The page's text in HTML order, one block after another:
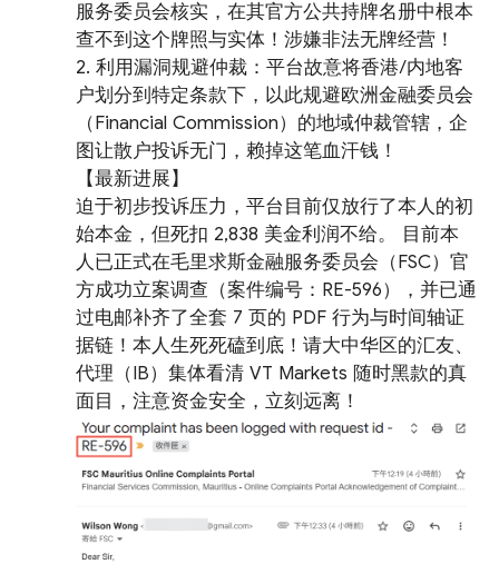
服务委员会核实，在其官方公共持牌名册中根本
查不到这个牌照与实体！涉嫌非法无牌经营！
2. 利用漏洞规避仲裁：平台故意将香港/内地客
户划分到特定条款下，以此规避欧洲金融委员会
（Financial Commission）的地域仲裁管辖，企
图让散户投诉无门，赖掉这笔血汗钱！
【最新进展】
迫于初步投诉压力，平台目前仅放行了本人的初
始本金，但死扣 2,838 美金利润不给。 目前本
人已正式在毛里求斯金融服务委员会（FSC）官
方成功立案调查（案件编号：RE-596），并已通
过电邮补齐了全套 7 页的 PDF 行为与时间轴证
据链！本人生死死磕到底！请大中华区的汇友、
代理（IB）集体看清 VT Markets 随时黑款的真
面目，注意资金安全，立刻远离！